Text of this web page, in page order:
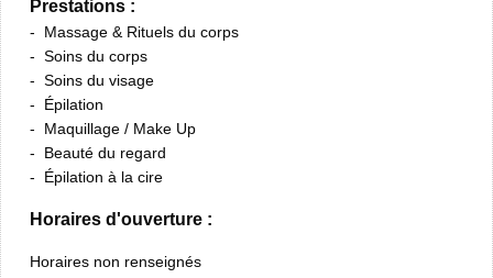
Prestations :
Massage & Rituels du corps
Soins du corps
Soins du visage
Épilation
Maquillage / Make Up
Beauté du regard
Épilation à la cire
Horaires d'ouverture :
Horaires non renseignés